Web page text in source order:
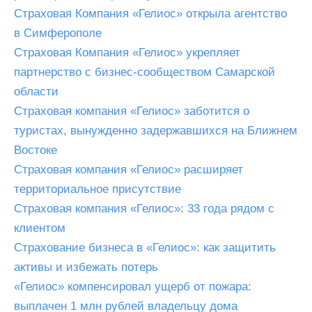
Страховая Компания «Гелиос» открыла агентство
в Симферополе
Страховая Компания «Гелиос» укрепляет
партнерство с бизнес-сообществом Самарской
области
Страховая компания «Гелиос» заботится о
туристах, вынужденно задержавшихся на Ближнем
Востоке
​Страховая компания «Гелиос» расширяет
территориальное присутствие
Страховая компания «Гелиос»: 33 года рядом с
клиентом
Страхование бизнеса в «Гелиос»: как защитить
активы и избежать потерь
«Гелиос» компенсировал ущерб от пожара:
выплачен 1 млн рублей владельцу дома